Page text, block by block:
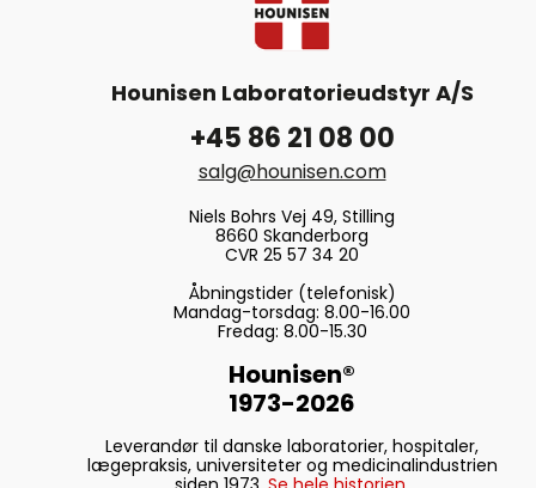
Hounisen Laboratorieudstyr A/S
+45 86 21 08 00
salg@hounisen.com
Niels Bohrs Vej 49, Stilling
8660 Skanderborg
CVR 25 57 34 20
Åbningstider (telefonisk)
Mandag-torsdag: 8.00-16.00
Fredag: 8.00-15.30
Hounisen®
1973-2026
Leverandør til danske laboratorier, hospitaler,
lægepraksis, universiteter og medicinalindustrien